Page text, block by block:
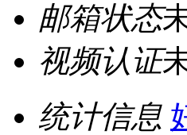
邮箱状态
视频认证
统计信息